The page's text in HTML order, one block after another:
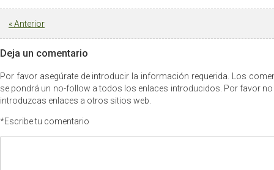
«Anterior
Deja un comentario
Por favor asegúrate de introducir la información requerida. Los
se pondrá un no-follow a todos los enlaces introducidos. Por favor
introduzcas enlaces a otros sitios web.
*Escribe tu comentario